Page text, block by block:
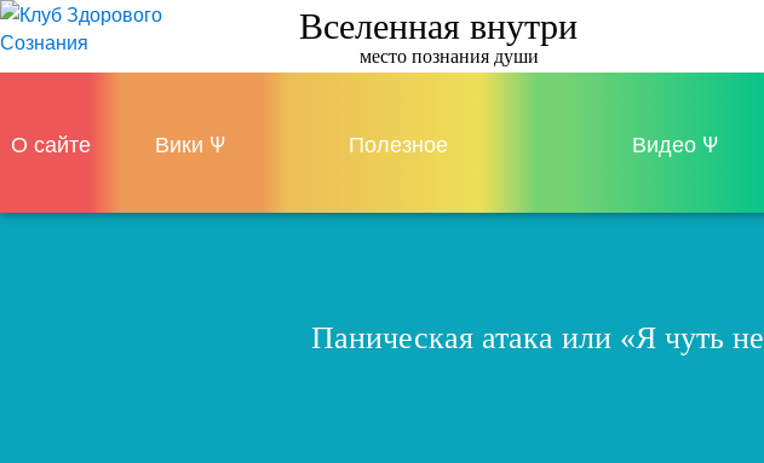
Вселенная внутри
место познания души
О сайте Вики Ψ Полезное Видео Ψ
Паническая атака или «Я чуть